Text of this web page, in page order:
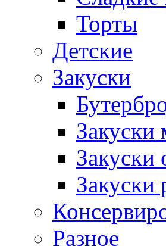
Торты
Детские
Закуски
Закуски
Разное